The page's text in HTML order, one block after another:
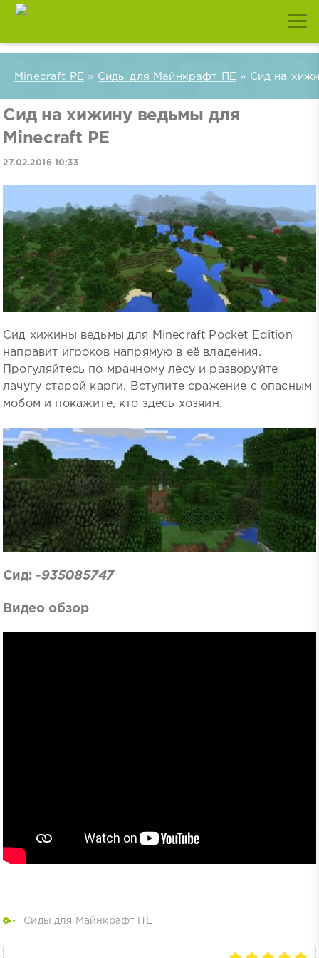
Minecraft PE » Сиды для Майнкрафт ПЕ » Сид на
Сид на хижину ведьмы для
Minecraft PE
27.02.2016 10:33
Сид хижины ведьмы для Minecraft Pocket Edition
направит игроков напрямую в её владения.
Прогуляйтесь по мрачному лесу и разворуйте
лачугу старой карги. Вступите сражение с опасным
мобом и покажите, кто здесь хозяин.
Сид: -935085747
Видео обзор
Сиды для Майнкрафт ПЕ